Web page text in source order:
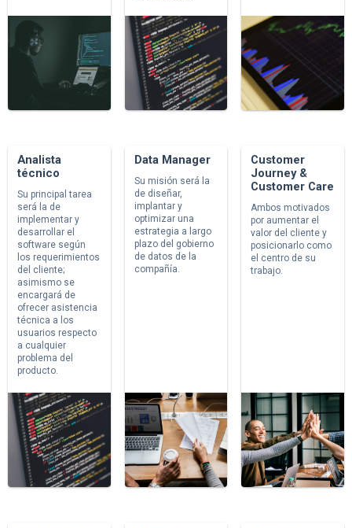
Analista
técnico
Su principal tarea
será la de
implementar y
desarrollar el
software según
los requerimientos
del cliente;
asimismo se
encargará de
ofrecer asistencia
técnica a los
usuarios respecto
a cualquier
problema del
producto.
Data Manager
Su misión será la
de diseñar,
implantar y
optimizar una
estrategia a largo
plazo del gobierno
de datos de la
compañía.
Customer
Journey &
Customer Care
Ambos motivados
por aumentar el
valor del cliente y
posicionarlo como
el centro de su
trabajo.